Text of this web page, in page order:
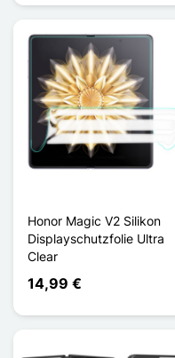
Honor Magic V2 Silikon
Displayschutzfolie Ultra
Clear
14,99 €